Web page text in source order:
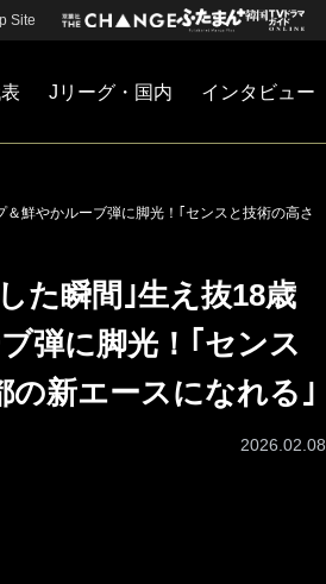
Site
Jリーグ・国内 インタビュー
鮮やかルーブ弾に脚光！｢センスと技術の高さ
た瞬間｣生え抜18歳
弾に脚光！｢センス
の新エースになれる｣
2026.02.08